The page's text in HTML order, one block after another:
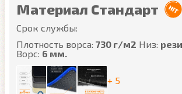
Материал Стандарт
Срок службы:
Плотность ворса: 730 г/м2 Низ:
Ворс: 6 мм.
+ 5